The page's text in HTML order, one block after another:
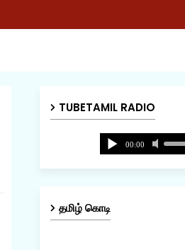
TUBETAMIL RADIO
தமிழ் கொடி